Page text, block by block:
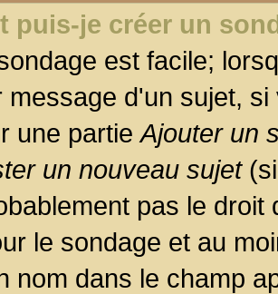
puis-je créer un
est facile;
message d'un sujet,
une partieAjouter un
un nouveau sujet(si
pas le
le sondage et au
nom dans le champ